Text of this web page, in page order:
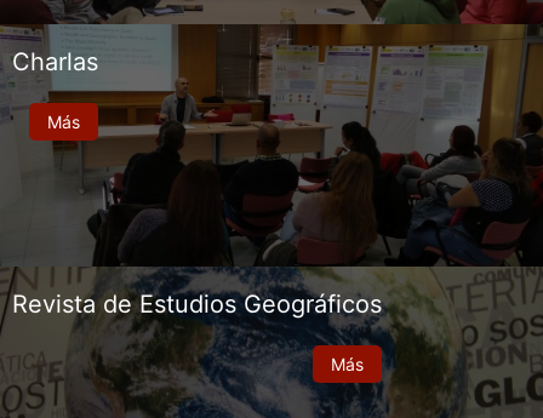
Charlas
Más
Revista de Estudios Geográficos
Más